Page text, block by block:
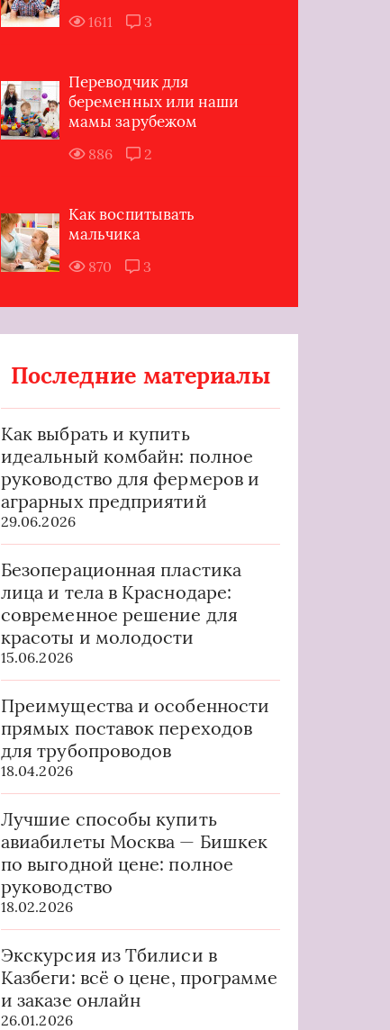
1611 3
Переводчик для
беременных или наши
мамы зарубежом
886 2
Как воспитывать
мальчика
870 3
Последние материалы
Как выбрать и купить
идеальный комбайн: полное
руководство для фермеров и
аграрных предприятий
29.06.2026
Безоперационная пластика
лица и тела в Краснодаре:
современное решение для
красоты и молодости
15.06.2026
Преимущества и особенности
прямых поставок переходов
для трубопроводов
18.04.2026
Лучшие способы купить
авиабилеты Москва — Бишкек
по выгодной цене: полное
руководство
18.02.2026
Экскурсия из Тбилиси в
Казбеги: всё о цене, программе
и заказе онлайн
26.01.2026